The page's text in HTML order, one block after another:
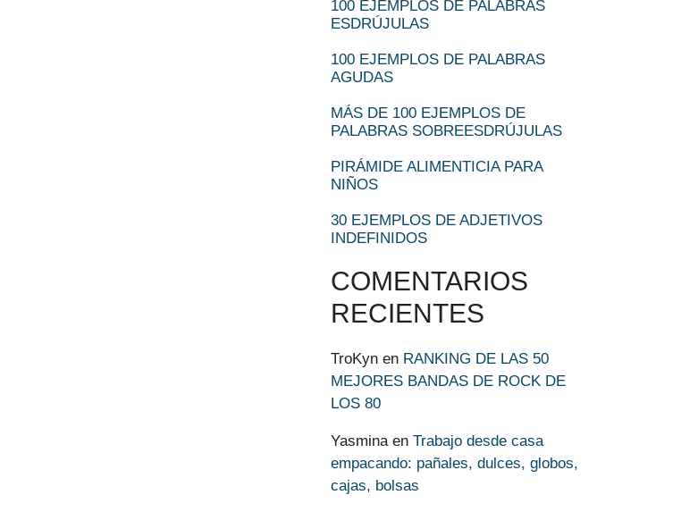
100 EJEMPLOS DE PALABRAS
ESDRÚJULAS
100 EJEMPLOS DE PALABRAS
AGUDAS
MÁS DE 100 EJEMPLOS DE
PALABRAS SOBREESDRÚJULAS
PIRÁMIDE ALIMENTICIA PARA
NIÑOS
30 EJEMPLOS DE ADJETIVOS
INDEFINIDOS
COMENTARIOS
RECIENTES
TroKyn en RANKING DE LAS 50
MEJORES BANDAS DE ROCK DE
LOS 80
Yasminaen Trabajo desde casa
empacando: pañales, dulces, globos,
cajas, bolsas